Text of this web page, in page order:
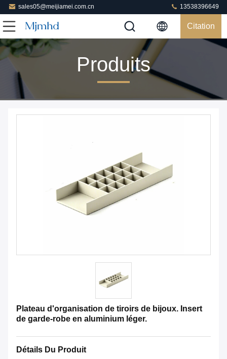
sales05@meijiamei.com.cn 13538396649
Citation
Produits
Plateau d'organisation de tiroirs de bijoux. Insert
de garde-robe en aluminium léger.
Détails Du Produit